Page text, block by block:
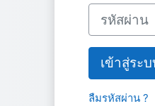
รหัสผ่าน
เข้าสู่ระ
ลืมรหัสผ่าน ?